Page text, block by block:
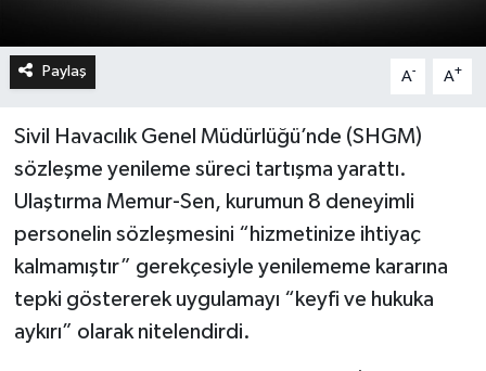
Paylaş A- A+
Sivil Havacılık Genel Müdürlüğü’nde (SHGM)
sözleşme yenileme süreci tartışma yarattı.
Ulaştırma Memur-Sen, kurumun 8 deneyimli
personelin sözleşmesini “hizmetinize ihtiyaç
kalmamıştır” gerekçesiyle yenilememe kararına
tepki göstererek uygulamayı “keyfi ve hukuka
aykırı” olarak nitelendirdi.